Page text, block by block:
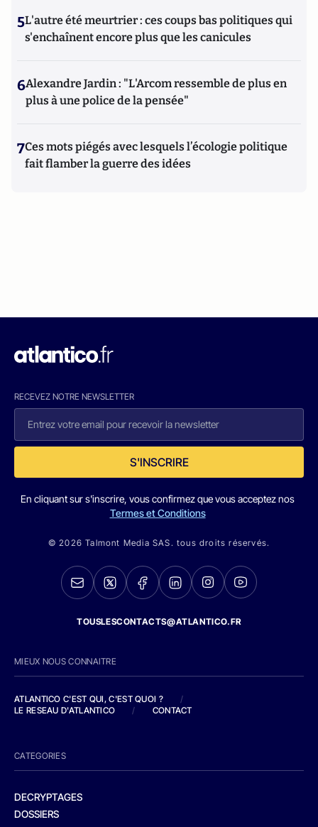
5L'autre été meurtrier : ces coups bas politiques qui
s'enchaînent encore plus que les canicules
6Alexandre Jardin : "L'Arcom ressemble de plus en
plus à une police de la pensée"
7Ces mots piégés avec lesquels l’écologie politique
fait flamber la guerre des idées
RECEVEZ NOTRE NEWSLETTER
S'INSCRIRE
En cliquant sur s'inscrire, vous confirmez que vous acceptez nos
Termes et Conditions
© 2026 Talmont Media SAS. tous droits réservés.
TOUSLESCONTACTS@ATLANTICO.FR
MIEUX NOUS CONNAITRE
ATLANTICO C'EST QUI, C'EST QUOI ?
/
LE RESEAU D'ATLANTICO
/ CONTACT
CATEGORIES
DECRYPTAGES
DOSSIERS